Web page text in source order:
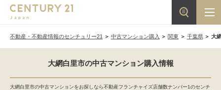
不動産・不動産情報のセンチュリー21 中古マンション購入 関東 千葉県 大
大網白里市の中古マンション購入情報
大網白里市の中古マンションをお探しなら不動産フランチャイズ店舗数ナンバー1のセンチ